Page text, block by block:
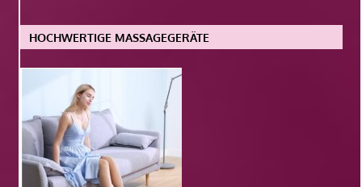
HOCHWERTIGE MASSAGEGERÄTE